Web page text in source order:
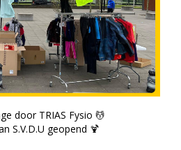
door TRIAS Fysio 💆
S.V.D.U geopend 🍹